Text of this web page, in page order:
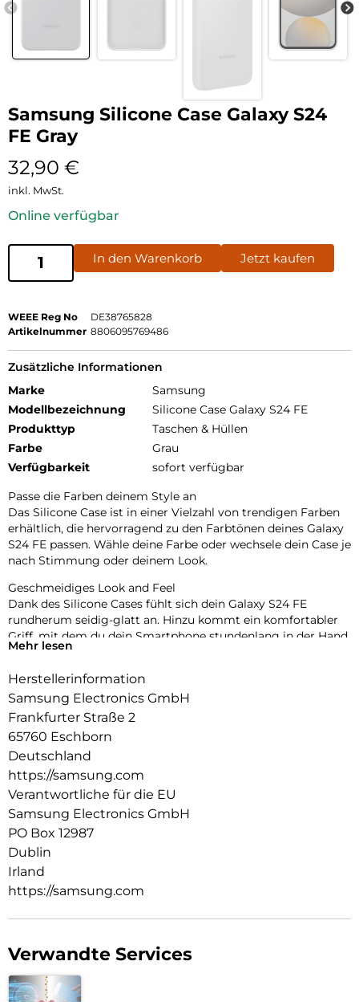
Samsung Silicone Case Galaxy S24
FE Gray
32,90 €
inkl. MwSt.
Online verfügbar
In den Warenkorb Jetzt kaufen
WEEE Reg No
DE38765828
Artikelnummer 8806095769486
Zusätzliche Informationen
Marke
Samsung
Modellbezeichnung
Silicone Case Galaxy S24 FE
Produkttyp
Taschen & Hüllen
Farbe
Grau
Verfügbarkeit
sofort verfügbar
Passe die Farben deinem Style an
Das Silicone Case ist in einer Vielzahl von trendigen Farben
erhältlich, die hervorragend zu den Farbtönen deines Galaxy
S24 FE passen. Wähle deine Farbe oder wechsele dein Case je
nach Stimmung oder deinem Look.
Geschmeidiges Look and Feel
Dank des Silicone Cases fühlt sich dein Galaxy S24 FE
rundherum seidig-glatt an. Hinzu kommt ein komfortabler
Griff, mit dem du dein Smartphone stundenlang in der Hand
halten kannst, während es gleichzeitig geschützt wird.
Style und Schutz in einem
Das Silicone Case passt deinem Smartphone wie
angegossen und kann gleichzeitig die Gefahr von
gut aus.
Mehr lesen
Herstellerinformation
Samsung Electronics GmbH
Frankfurter Straße 2
65760 Eschborn
Deutschland
https://samsung.com
Verantwortliche für die EU
Samsung Electronics GmbH
PO Box 12987
Dublin
Irland
https://samsung.com
Verwandte Services